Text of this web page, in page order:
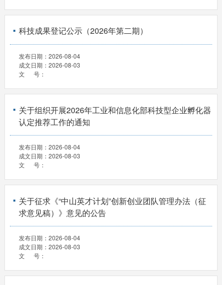
科技成果登记公示（2026年第二期）
发布日期： 2026-08-04
成文日期： 2026-08-03
文 号：
关于组织开展2026年工业和信息化部科技型企业孵化器
认定推荐工作的通知
发布日期： 2026-08-04
成文日期： 2026-08-03
文 号：
关于征求《“中山英才计划”创新创业团队管理办法（征
求意见稿）》意见的公告
发布日期： 2026-08-04
成文日期： 2026-08-03
文 号：